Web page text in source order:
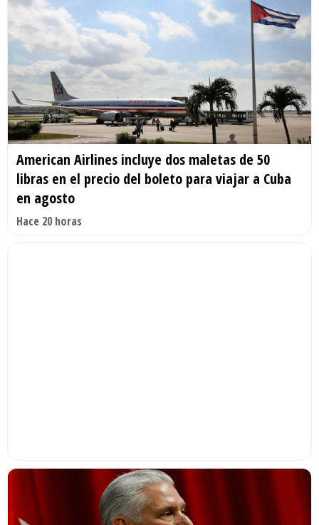
American Airlines incluye dos maletas de 50
libras en el precio del boleto para viajar a Cuba
en agosto
Hace 20 horas